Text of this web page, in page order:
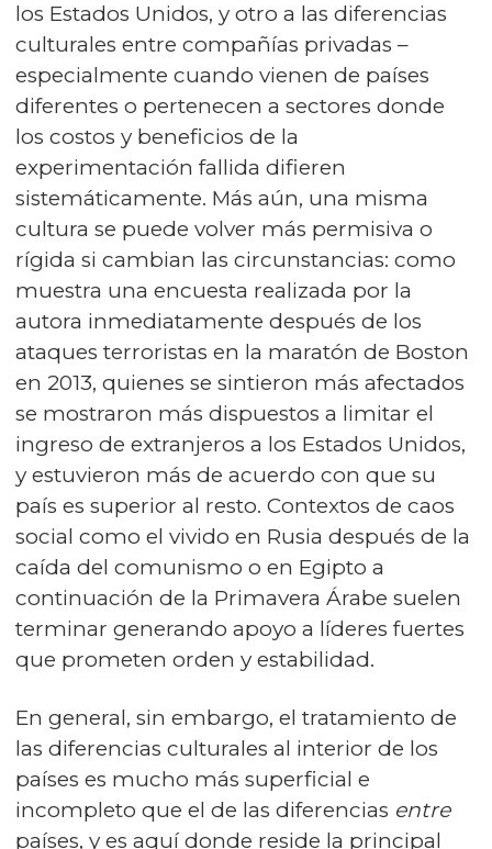
los Estados Unidos, y otro a las diferencias
culturales entre compañías privadas –
especialmente cuando vienen de países
diferentes o pertenecen a sectores donde
los costos y beneficios de la
experimentación fallida difieren
sistemáticamente. Más aún, una misma
cultura se puede volver más permisiva o
rígida si cambian las circunstancias: como
muestra una encuesta realizada por la
autora inmediatamente después de los
ataques terroristas en la maratón de Boston
en 2013, quienes se sintieron más afectados
se mostraron más dispuestos a limitar el
ingreso de extranjeros a los Estados Unidos,
y estuvieron más de acuerdo con que su
país es superior al resto. Contextos de caos
social como el vivido en Rusia después de la
caída del comunismo o en Egipto a
continuación de la Primavera Árabe suelen
terminar generando apoyo a líderes fuertes
que prometen orden y estabilidad.
En general, sin embargo, el tratamiento de
las diferencias culturales al interior de los
países es mucho más superficial e
incompleto que el de las diferencias entre
países, y es aquí donde reside la principal